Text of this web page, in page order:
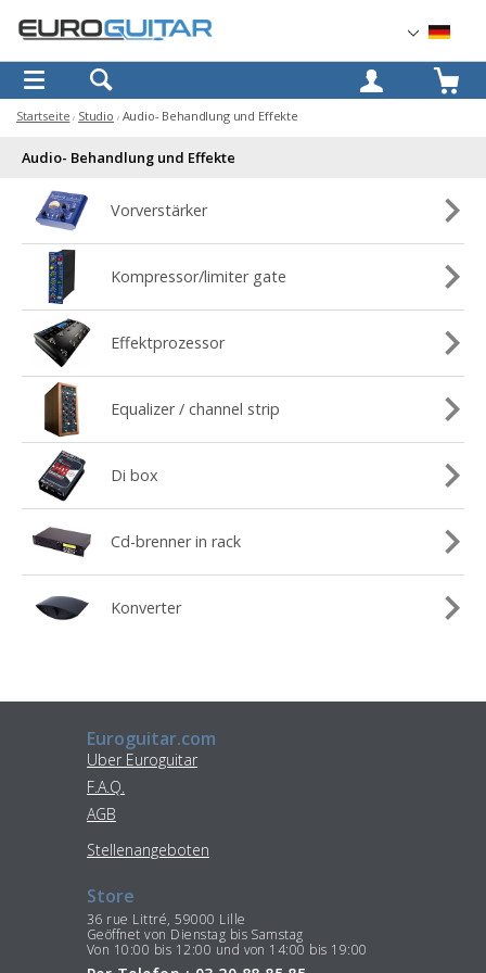
OK
Startseite Studio Audio- Behandlung und Effekte
Audio- Behandlung und Effekte
Vorverstärker
Kompressor/limiter gate
Effektprozessor
Equalizer / channel strip
Di box
Cd-brenner in rack
Konverter
Euroguitar.com
Uber Euroguitar
F.A.Q.
AGB
Stellenangeboten
Store
36 rue Littré, 59000 Lille
Geöffnet von Dienstag bis Samstag
Von 10:00 bis 12:00 und von 14:00 bis 19:00